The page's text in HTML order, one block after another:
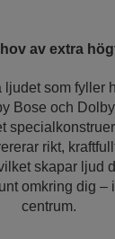
av extra
ljudet som fyller
Bose och
rikt,
skapar ljud
omkring dig –
centrum.